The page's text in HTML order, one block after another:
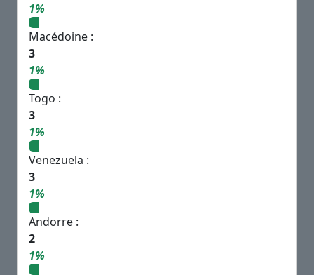
1%
Macédoine :
3
1%
Togo :
3
1%
Venezuela :
3
1%
Andorre :
2
1%